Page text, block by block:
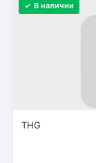
✓ В наличии
THG